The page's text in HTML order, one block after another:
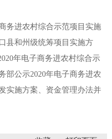
务进农村综合示范项目实施
县和州级统筹项目实施方
年电子商务进农村综合示
部公示2020年电子商务进农
实施方案、资金管理办法并